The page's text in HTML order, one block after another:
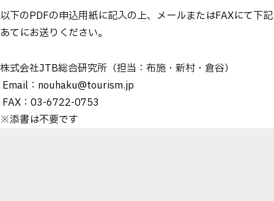
以下のPDFの申込用紙に記入の上、メールまたはFAXにて下記
あてにお送りください。
株式会社JTB総合研究所（担当：布施・新村・倉谷）
Email：nouhaku@tourism.jp
FAX：03-6722-0753
※添書は不要です